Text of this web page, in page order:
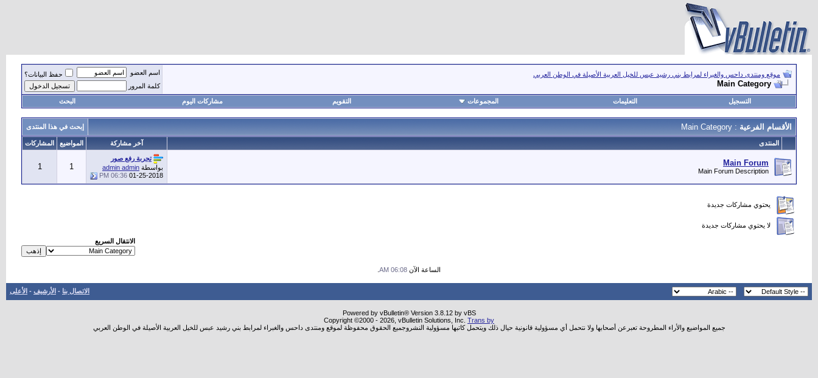
موقع ومنتدى داحس والغبراء لمرابط بني رشيد عبس للخيل العربية الأصيلة في الوطن العربي
Main Category
اسم العضو
حفظ البيانات؟
كلمة المرور
التسجيل التعليمات المجموعات التقويم مشاركات اليوم البحث
الأقسام الفرعية : Main Category إبحث في هذا المنتدى
المنتدى آخر مشاركة المواضيع المشاركات
Main Forum
Main Forum Description
تجربة رفع صور
بواسطة admin admin
01-25-2018
06:36 PM
1
1
يحتوي مشاركات جديدة
لا يحتوي مشاركات جديدة
الانتقال السريع
الساعة الآن 06:08 AM
الاتصال بنا - الأرشيف - الأعلى
Powered by vBulletin® Version 3.8.12 by vBS
Copyright ©2000 - 2026, vBulletin Solutions, Inc. Trans by
جميع المواضيع والأراء المطروحة تعبرعن أصحابها ولا نتحمل أي مسؤولية قانونية حيال ذلك ويتحمل كاتبها مسؤولية النشروجميع الحقوق محفوظة لموقع ومنتدى داحس والغبراء لمرابط بني رشيد عبس للخيل العربية الأصيلة في الوطن العربي